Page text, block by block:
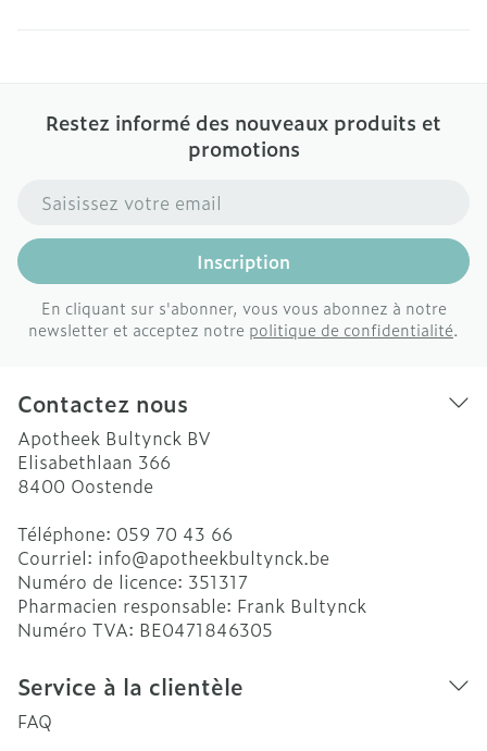
Restez informé des nouveaux produits et
promotions
Adresse mail
Inscription
En cliquant sur s'abonner, vous vous abonnez à notre
newsletter et acceptez notre politique de confidentialité.
Contactez nous
Apotheek Bultynck BV
Elisabethlaan 366
8400 Oostende
Téléphone: 059 70 43 66
Courriel: info@apotheekbultynck.be
Numéro de licence: 351317
Pharmacien responsable: Frank Bultynck
Numéro TVA: BE0471846305
Service à la clientèle
FAQ